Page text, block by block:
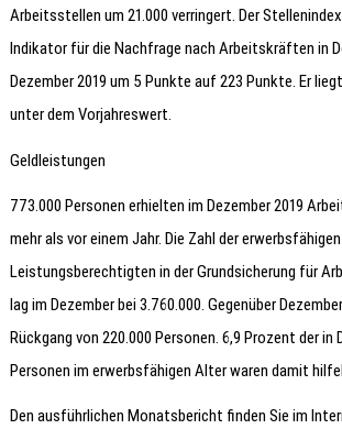
Arbeitsstellen um 21.000 verringert. Der
Indikator für die Nachfrage nach Arbeitskräften in
Dezember 2019 um 5 Punkte auf 223 Punkte. Er
unter dem Vorjahreswert.
Geldleistungen
773.000 Personen erhielten im Dezember 2019
mehr als vor einem Jahr. Die Zahl der erwerbsfähigen
Leistungsberechtigten in der Grundsicherung für
lag im Dezember bei 3.760.000. Gegenüber
Rückgang von 220.000 Personen. 6,9 Prozent der in
Personen im erwerbsfähigen Alter waren damit
Den ausführlichen Monatsbericht finden Sie im